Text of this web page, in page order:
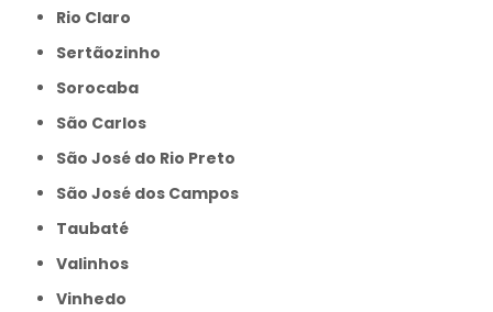
Rio Claro
Sertãozinho
Sorocaba
São Carlos
São José do Rio Preto
São José dos Campos
Taubaté
Valinhos
Vinhedo